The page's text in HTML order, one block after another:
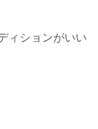
ィションがいい